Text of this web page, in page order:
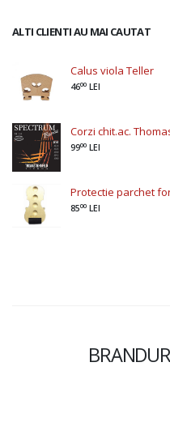
ALTI CLIENTI AU MAI CAUTAT
Calus viola Teller
4600 LEI
Corzi chit.ac.
9900 LEI
Protectie parchet
8500 LEI